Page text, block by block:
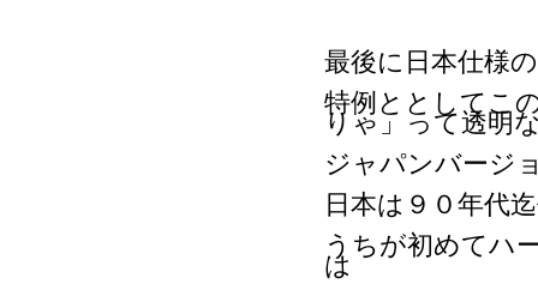
最後に日本仕様
特例ととしてこ
りゃ」って透明
ジャパンバージ
日本は９０年代
うちが初めてハ
は